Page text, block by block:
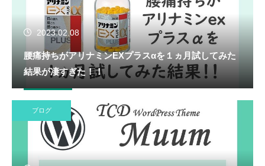
2023.02.08
腰痛持ちがアリナミンEXプラスαを１ヵ月試してみた
結果が凄すぎた！！
ブログ